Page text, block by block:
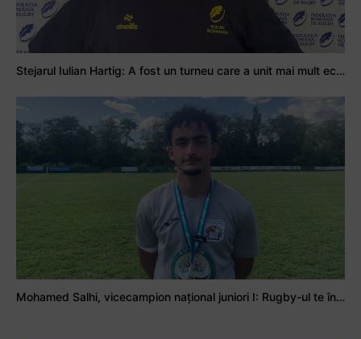
Stejarul Iulian Hartig: A fost un turneu care a unit mai mult echipa
Mohamed Salhi, vicecampion național juniori I: Rugby-ul te învață să accepți și înfrângerile